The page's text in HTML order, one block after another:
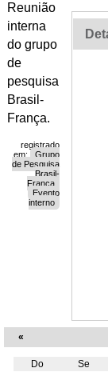
Reunião
interna
do grupo
de
pesquisa
Brasil-
França.
registrado
em:
Grupo
de Pesquisa
Brasil-
França
Evento
interno
«
Do Se